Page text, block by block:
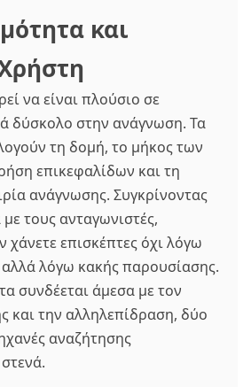
και
να είναι πλούσιο σε
δύσκολο στην ανάγνωση. Τα
τη δομή, το μήκος των
επικεφαλίδων και τη
ανάγνωσης. Συγκρίνοντας
τους ανταγωνιστές,
χάνετε επισκέπτες όχι λόγω
αλλά λόγω κακής παρουσίασης.
συνδέεται άμεσα με τον
και την αλληλεπίδραση, δύο
αναζήτησης